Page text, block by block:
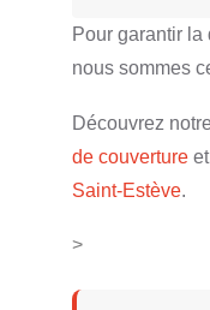
Pour garantir
nous sommes
Découvrez
de couverture
Saint-Estève.
>